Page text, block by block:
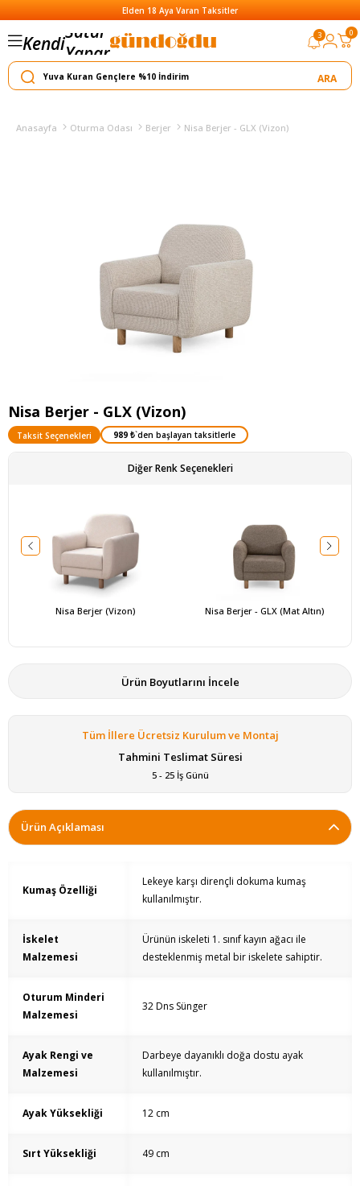
Elden 18 Aya Varan Taksitler
KendiYapar
Satar
3 0
Anasayfa Oturma Odası Berjer Nisa Berjer - GLX (Vizon)
Nisa Berjer - GLX (Vizon)
Taksit Seçenekleri 989 ₺`den başlayan taksitlerle
Diğer Renk Seçenekleri
Nisa Berjer (Vizon) Nisa Berjer - GLX (Mat Altın)
Ürün Boyutlarını İncele
Tüm İllere Ücretsiz Kurulum ve Montaj
Tahmini Teslimat Süresi
5 - 25 İş Günü
Ürün Açıklaması
Kumaş Özelliği
Lekeye karşı dirençli dokuma kumaş
kullanılmıştır.
İskelet
Malzemesi
Ürünün iskeleti 1. sınıf kayın ağacı ile
desteklenmiş metal bir iskelete sahiptir.
Oturum Minderi
Malzemesi
32 Dns Sünger
Ayak Rengi ve
Malzemesi
Darbeye dayanıklı doğa dostu ayak
kullanılmıştır.
Ayak Yüksekliği 12 cm
Sırt Yüksekliği 49 cm